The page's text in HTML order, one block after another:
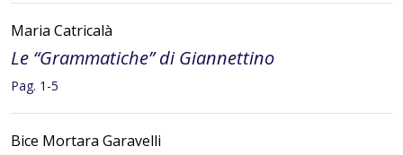
Maria Catricalà
Le “Grammatiche” di Giannettino
Pag. 1-5
Bice Mortara Garavelli